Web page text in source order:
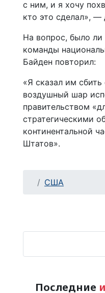
с ним, и я хочу
кто это сделал», —
На вопрос, было ли
команды
Байден повторил:
«Я сказал им сбить
воздушный шар
правительством
стратегическими
континентальной
Штатов».
США
Последние